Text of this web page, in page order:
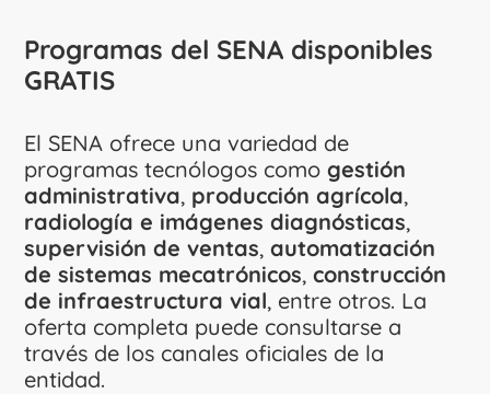
Programas del SENA disponibles
GRATIS
El SENA ofrece una variedad de
programas tecnólogos comogestión
administrativa, producción agrícola,
radiología e imágenes diagnósticas,
supervisión de ventas,automatización
de sistemas mecatrónicos,construcción
de infraestructura vial, entre otros. La
oferta completa puede consultarse a
través de los canales oficiales de la
entidad.